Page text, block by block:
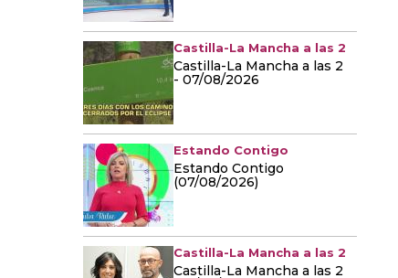
Castilla-La Mancha a las 2
Castilla-La Mancha a las 2
- 07/08/2026
Estando Contigo
Estando Contigo
(07/08/2026)
Castilla-La Mancha a las 2
Castilla-La Mancha a las 2